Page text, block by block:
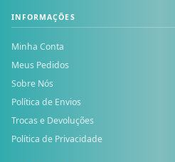
INFORMAÇÕES
Minha Conta
Meus Pedidos
Sobre Nós
Política de Envios
Trocas e Devoluções
Política de Privacidade